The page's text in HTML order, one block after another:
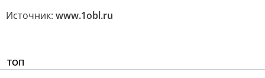
Источник: www.1obl.ru
ТОП